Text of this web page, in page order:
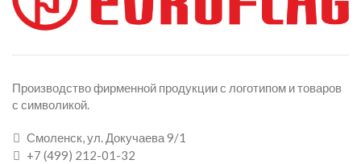
Производство фирменной продукции с логотипом и товаров
с символикой.
Смоленск, ул. Докучаева 9/1
+7 (499) 212-01-32